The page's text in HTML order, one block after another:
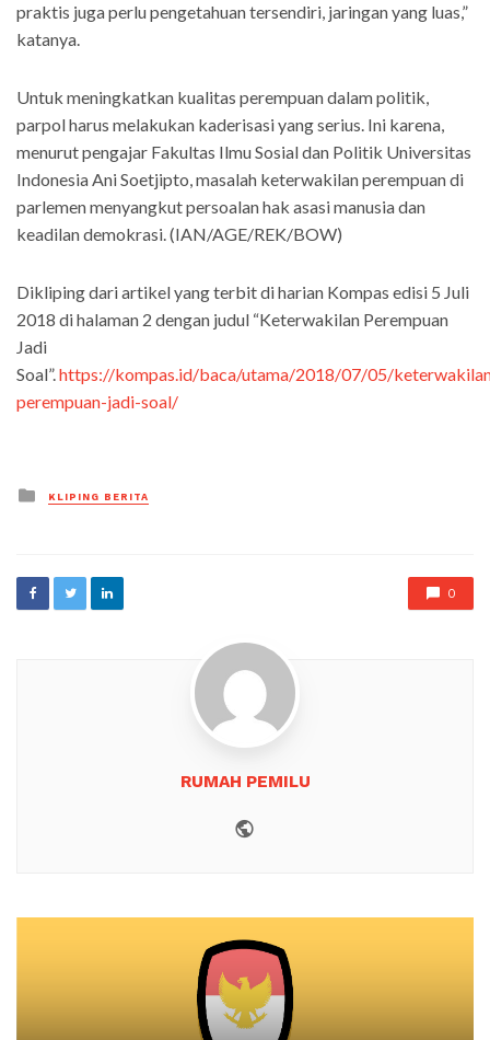
praktis juga perlu pengetahuan tersendiri, jaringan yang luas,”
katanya.
Untuk meningkatkan kualitas perempuan dalam politik,
parpol harus melakukan kaderisasi yang serius. Ini karena,
menurut pengajar Fakultas Ilmu Sosial dan Politik Universitas
Indonesia Ani Soetjipto, masalah keterwakilan perempuan di
parlemen menyangkut persoalan hak asasi manusia dan
keadilan demokrasi. (IAN/AGE/REK/BOW)
Dikliping dari artikel yang terbit di harian Kompas edisi 5 Juli
2018 di halaman 2 dengan judul “Keterwakilan Perempuan
Jadi
Soal”.https://kompas.id/baca/utama/2018/07/05/
perempuan-jadi-soal/
Posted
in
KLIPING BERITA
0
RUMAH PEMILU